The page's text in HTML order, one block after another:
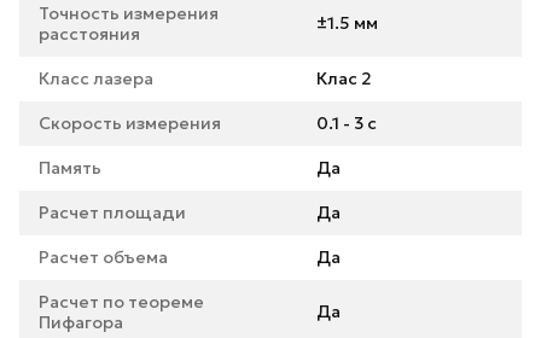
Точность измерения
расстояния
±1.5 мм
Класс лазера Клас 2
Скорость измерения 0.1 - 3 с
Память Да
Расчет площади Да
Расчет объема Да
Расчет по теореме
Пифагора
Да